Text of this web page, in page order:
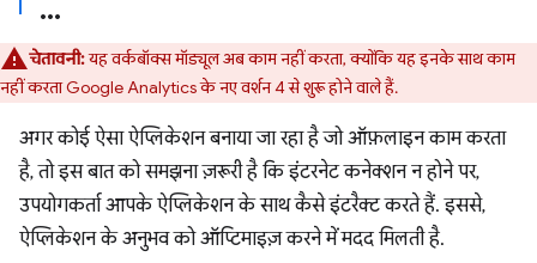
चेतावनी:यह वर्कबॉक्स मॉड्यूल अब काम नहीं करता, क्योंकि यह इनके साथ काम
नहीं करता Google Analytics के नए वर्शन 4 से शुरू होने वाले हैं.
अगर कोई ऐसा ऐप्लिकेशन बनाया जा रहा है जो ऑफ़लाइन काम करता
है, तो इस बात को समझना ज़रूरी है कि इंटरनेट कनेक्शन न होने पर,
उपयोगकर्ता आपके ऐप्लिकेशन के साथ कैसे इंटरैक्ट करते हैं. इससे,
ऐप्लिकेशन के अनुभव को ऑप्टिमाइज़ करने में मदद मिलती है.